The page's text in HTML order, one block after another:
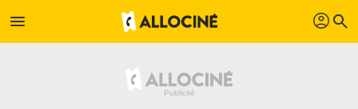
menu profil search